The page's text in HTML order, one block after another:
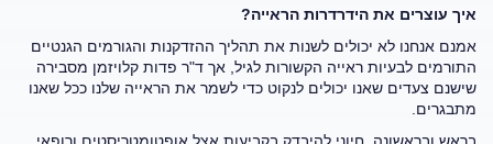
איך עוצרים את הידרדרות הראייה?
אמנם אנחנו לא יכולים לשנות את תהליך ההזדקנות והגורמים הגנטיים
התורמים לבעיות ראייה הקשורות לגיל, אך ד"ר פדות קלויזמן מסבירה
שישנם צעדים שאנו יכולים לנקוט כדי לשמר את הראייה שלנו ככל שאנו
מתבגרים.